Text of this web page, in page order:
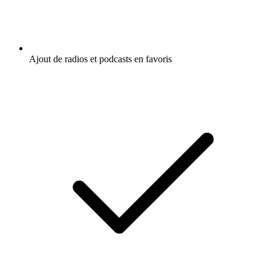
Ajout de radios et podcasts en favoris